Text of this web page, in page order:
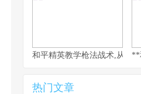
和平精英教学枪法战术,从新**
热门文章